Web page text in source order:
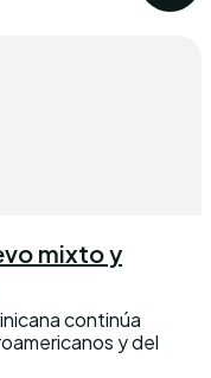
mixto y
continúa
y del